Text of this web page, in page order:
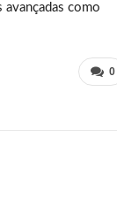
como
0